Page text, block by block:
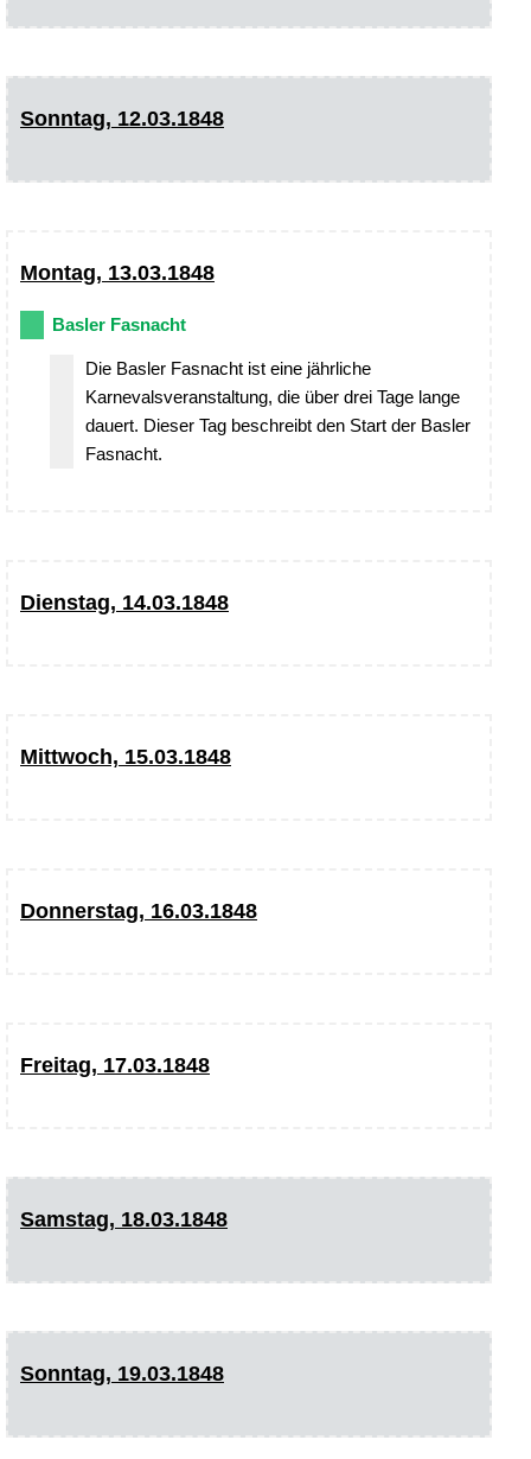
Sonntag, 12.03.1848
Montag, 13.03.1848
Basler Fasnacht
Die Basler Fasnacht ist eine jährliche
Karnevalsveranstaltung, die über drei Tage lange
dauert. Dieser Tag beschreibt den Start der Basler
Fasnacht.
Dienstag, 14.03.1848
Mittwoch, 15.03.1848
Donnerstag, 16.03.1848
Freitag, 17.03.1848
Samstag, 18.03.1848
Sonntag, 19.03.1848